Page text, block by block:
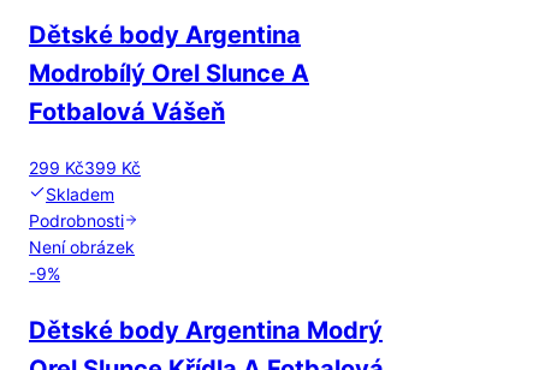
Dětské body Argentina
Modrobílý Orel Slunce A
Fotbalová Vášeň
299 Kč399 Kč
Skladem
Podrobnosti
Není obrázek
-9%
Dětské body Argentina Modrý